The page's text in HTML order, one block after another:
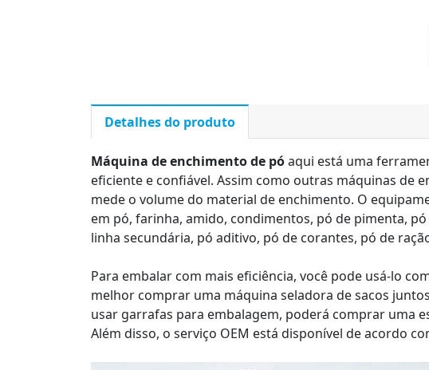
Detalhes do produto
Máquina de enchimento de póaqui está uma
eficiente e confiável. Assim como outras máquinas de
mede o volume do material de enchimento. O
em pó, farinha, amido, condimentos, pó de pimenta,
linha secundária, pó aditivo, pó de corantes, pó de
Para embalar com mais eficiência, você pode usá-lo
melhor comprar uma máquina seladora de sacos
usar garrafas para embalagem, poderá comprar uma
Além disso, o serviço OEM está disponível de acordo